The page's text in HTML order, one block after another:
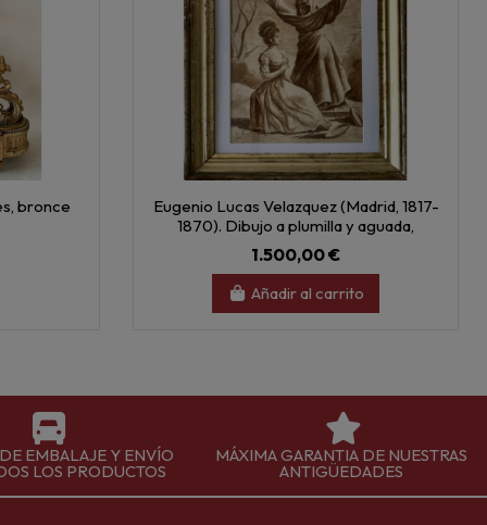
bronce
Eugenio Lucas Velazquez (Madrid, 1817-
1870). Dibujo a plumilla y aguada,
1.500,00 €
Añadir al carrito
EMBALAJE Y ENVÍO
LOS PRODUCTOS
MÁXIMA GARANTIA DE NUESTRAS
ANTIGÜEDADES